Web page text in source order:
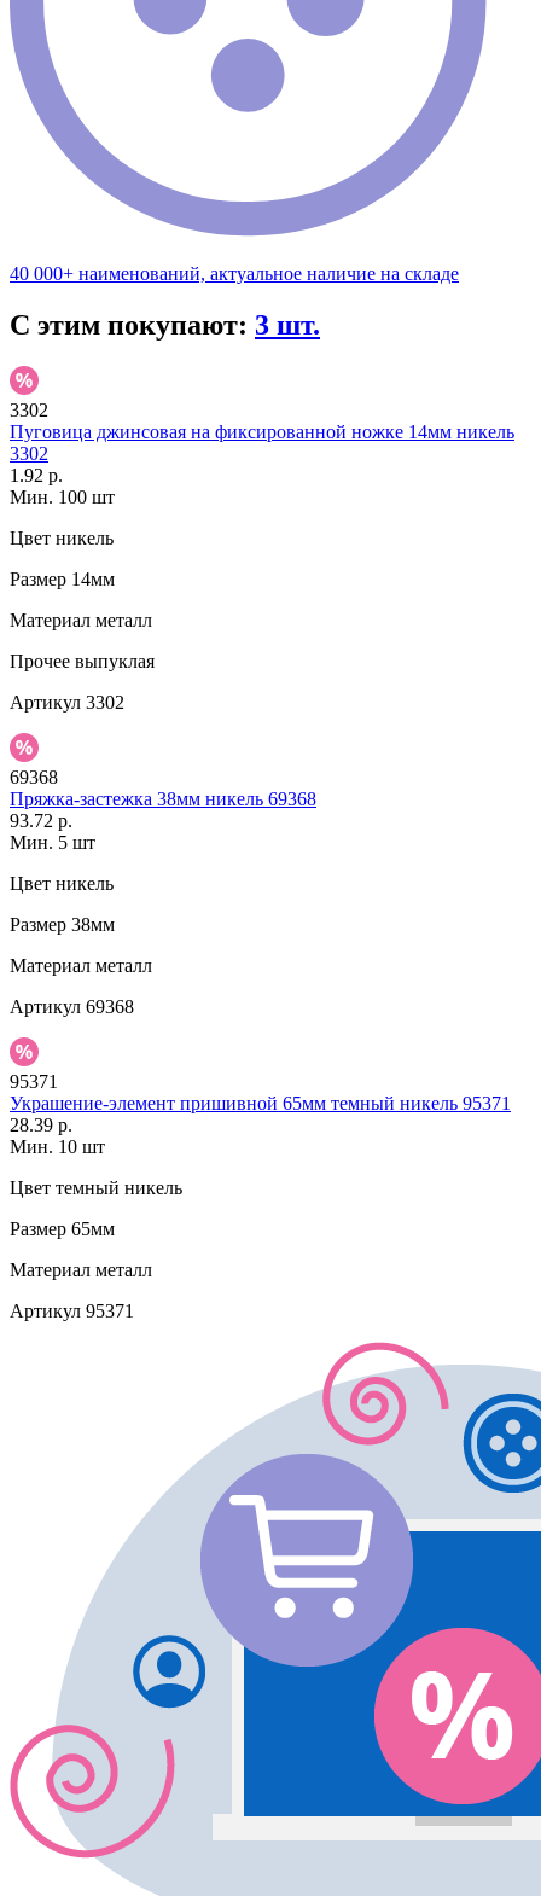
40 000+ наименований, актуальное наличие на складе
С этим покупают: 3 шт.
3302
Пуговица джинсовая на фиксированной ножке 14мм никель
3302
1.92 р.
Мин. 100 шт
Цвет никель
Размер 14мм
Материал металл
Прочее выпуклая
Артикул 3302
69368
Пряжка-застежка 38мм никель 69368
93.72 р.
Мин. 5 шт
Цвет никель
Размер 38мм
Материал металл
Артикул 69368
95371
Украшение-элемент пришивной 65мм темный никель 95371
28.39 р.
Мин. 10 шт
Цвет темный никель
Размер 65мм
Материал металл
Артикул 95371